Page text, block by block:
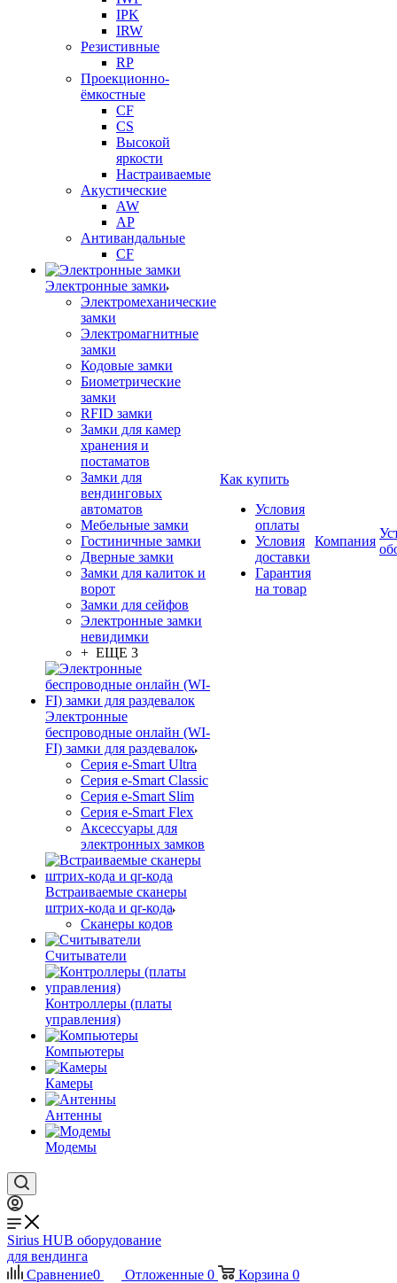
IPK
IRW
Резистивные
RP
Проекционно-
ёмкостные
CF
CS
Высокой
яркости
Настраиваемые
Акустические
AW
AP
Антивандальные
CF
Электронные замки
Электромеханические
замки
Электромагнитные
замки
Кодовые замки
Биометрические
замки
RFID замки
Замки для камер
хранения и
постаматов
Замки для
вендинговых
автоматов
Мебельные замки
Гостиничные замки
Дверные замки
Замки для калиток и
ворот
Замки для сейфов
Электронные замки
невидимки
+ ЕЩЕ 3
Электронные
беспроводные онлайн (WI-
FI) замки для раздевалок
Серия e-Smart Ultra
Серия e-Smart Classic
Серия e-Smart Slim
Серия e-Smart Flex
Аксессуары для
электронных замков
Встраиваемые сканеры
штрих-кода и qr-кода
Сканеры кодов
Считыватели
Контроллеры (платы
управления)
Компьютеры
Камеры
Антенны
Модемы
Как купить
Условия
оплаты
Условия
доставки
Гарантия
на товар
Компания
Sirius HUB оборудование
для вендинга
Сравнение0 Отложенные 0 Корзина 0